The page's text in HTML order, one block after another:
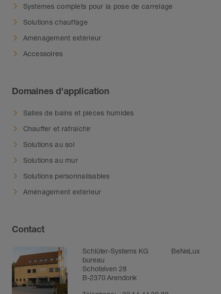
Systèmes complets pour la pose de carrelage
Solutions chauffage
Aménagement extérieur
Accessoires
Domaines d'application
Salles de bains et pièces humides
Chauffer et rafraîchir
Solutions au sol
Solutions au mur
Solutions personnalisables
Aménagement extérieur
Contact
Schlüter-Systems KG BeNeLux
bureau
Schotelven 28
B-2370 Arendonk